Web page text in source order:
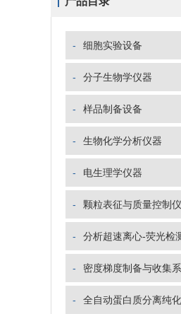
- 细胞实验设备
- 分子生物学仪器
- 样品制备设备
- 生物化学分析仪器
- 电生理学仪器
- 颗粒表征与质量控制
- 分析超速离心-荧光检
- 密度梯度制备与收集
- 全自动蛋白质分离纯